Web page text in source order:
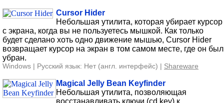
Cursor Hider
Небольшая утилита, которая убирает курсор
с экрана, когда вы не пользуетесь мышкой. Как только
будет сделано хоть одно движение мышью, Cursor Hider
возвращает курсор на экран в том самом месте, где он был
убран.
Windows | Русский язык: Нет (англ. интерфейс) | Shareware
Magical Jelly Bean Keyfinder
Небольшая утилита, позволяющая
восстанавливать ключи (cd key) к